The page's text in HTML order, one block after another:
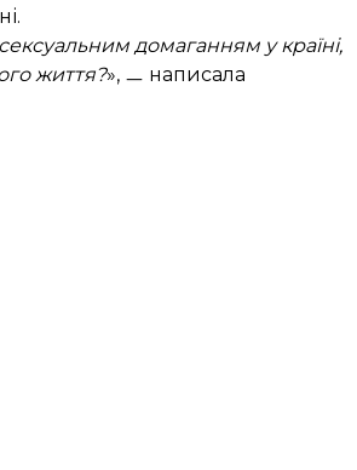
домаганням у країні,
життя?», ㅡ написала